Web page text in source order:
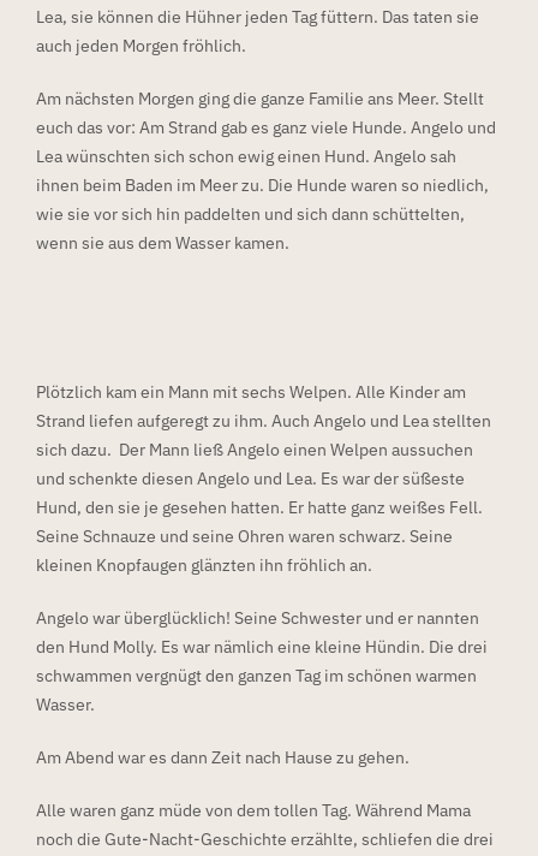
Lea, sie können die Hühner jeden Tag füttern. Das taten sie
auch jeden Morgen fröhlich.
Am nächsten Morgen ging die ganze Familie ans Meer. Stellt
euch das vor: Am Strand gab es ganz viele Hunde. Angelo und
Lea wünschten sich schon ewig einen Hund. Angelo sah
ihnen beim Baden im Meer zu. Die Hunde waren so niedlich,
wie sie vor sich hin paddelten und sich dann schüttelten,
wenn sie aus dem Wasser kamen.
Plötzlich kam ein Mann mit sechs Welpen. Alle Kinder am
Strand liefen aufgeregt zu ihm. Auch Angelo und Lea stellten
sich dazu. Der Mann ließ Angelo einen Welpen aussuchen
und schenkte diesen Angelo und Lea. Es war der süßeste
Hund, den sie je gesehen hatten. Er hatte ganz weißes Fell.
Seine Schnauze und seine Ohren waren schwarz. Seine
kleinen Knopfaugen glänzten ihn fröhlich an.
Angelo war überglücklich! Seine Schwester und er nannten
den Hund Molly. Es war nämlich eine kleine Hündin. Die drei
schwammen vergnügt den ganzen Tag im schönen warmen
Wasser.
Am Abend war es dann Zeit nach Hause zu gehen.
Alle waren ganz müde von dem tollen Tag. Während Mama
noch die Gute-Nacht-Geschichte erzählte, schliefen die drei